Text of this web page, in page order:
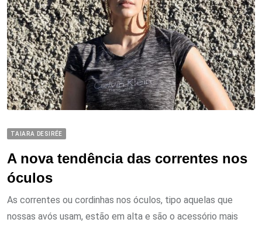
TAIARA DESIRÉE
A nova tendência das correntes nos
óculos
As correntes ou cordinhas nos óculos, tipo aquelas que
nossas avós usam, estão em alta e são o acessório mais